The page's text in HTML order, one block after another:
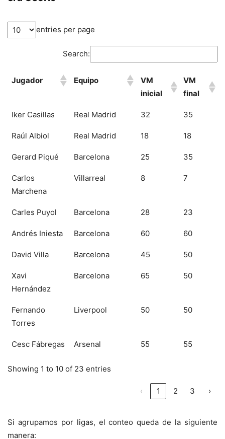
entries per page
Search:
Jugador Equipo
VM
inicial
VM
final
Iker Casillas Real Madrid 32 35
Raúl Albiol Real Madrid 18 18
Gerard Piqué Barcelona 25 35
Carlos
Marchena
Villarreal 8 7
Carles Puyol Barcelona 28 23
Andrés Iniesta Barcelona 60 60
David Villa Barcelona 45 50
Xavi
Hernández
Barcelona 65 50
Fernando
Torres
Liverpool 50 50
Cesc Fábregas Arsenal 55 55
Showing 1 to 10 of 23 entries
‹ 1 2 3 ›
Si agrupamos por ligas, el conteo queda de la siguiente
manera: